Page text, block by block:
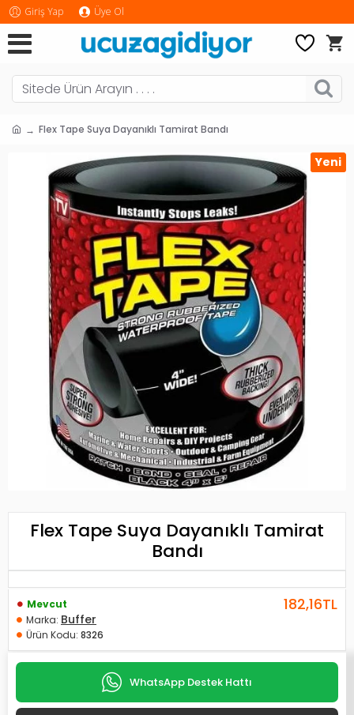
Giriş Yap Üye Ol
Flex Tape Suya Dayanıklı Tamirat Bandı
Yeni
Flex Tape Suya Dayanıklı Tamirat
Bandı
182,16TL
Mevcut
Marka: Buffer
Ürün Kodu: 8326
WhatsApp Destek Hattı